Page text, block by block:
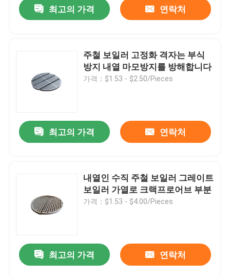
최고의 가격 연락처
주철 보일러 고정화 격자는 부식
방지 내열 마모방지를 방해합니다
가격：$1.53 - $2.50/Pieces
최고의 가격 연락처
내열인 수직 주철 보일러 그레이트
보일러 가열로 크랙프로어브 부분
가격：$1.53 - $4.00/Pieces
최고의 가격 연락처